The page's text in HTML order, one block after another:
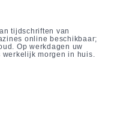
tijdschriften van
online beschikbaar;
Op werkdagen uw
morgen in huis.